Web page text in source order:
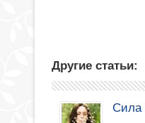
Другие статьи:
Сила